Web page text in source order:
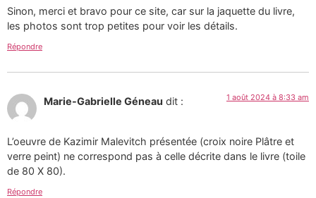
Sinon, merci et bravo pour ce site, car sur la jaquette du livre,
les photos sont trop petites pour voir les détails.
Répondre
Marie-Gabrielle Géneau dit : 1 août 2024 à 8:33 am
L’oeuvre de Kazimir Malevitch présentée (croix noire Plâtre et
verre peint) ne correspond pas à celle décrite dans le livre (toile
de 80 X 80).
Répondre